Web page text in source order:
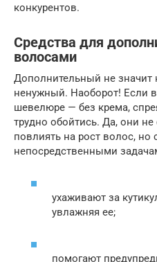
конкурентов.
Средства для
волосами
Дополнительный не значит
ненужный. Наоборот! Если
шевелюре — без крема,
трудно обойтись. Да, они
повлиять на рост волос, но
непосредственными
ухаживают за
увлажняя ее;
помогают